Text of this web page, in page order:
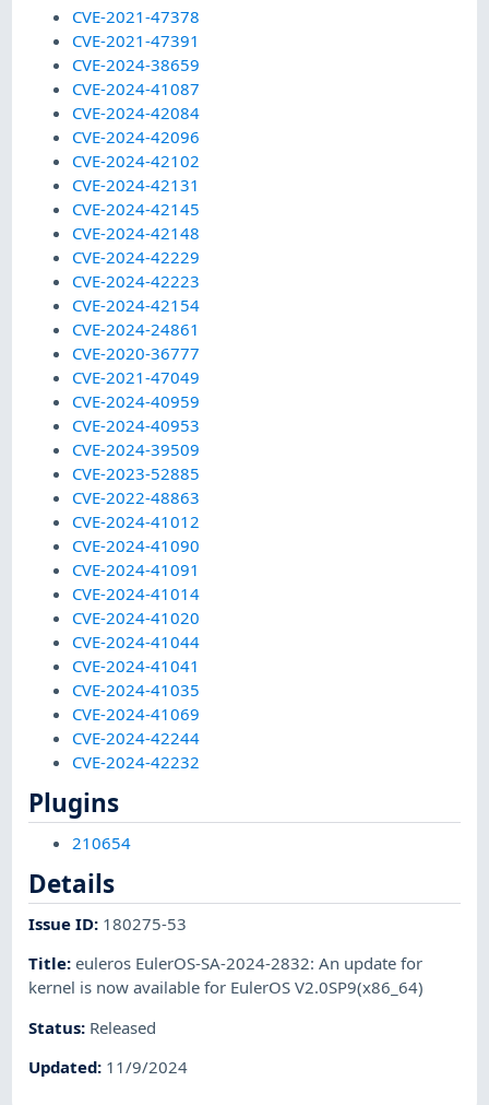
CVE-2021-47378
CVE-2021-47391
CVE-2024-38659
CVE-2024-41087
CVE-2024-42084
CVE-2024-42096
CVE-2024-42102
CVE-2024-42131
CVE-2024-42145
CVE-2024-42148
CVE-2024-42229
CVE-2024-42223
CVE-2024-42154
CVE-2024-24861
CVE-2020-36777
CVE-2021-47049
CVE-2024-40959
CVE-2024-40953
CVE-2024-39509
CVE-2023-52885
CVE-2022-48863
CVE-2024-41012
CVE-2024-41090
CVE-2024-41091
CVE-2024-41014
CVE-2024-41020
CVE-2024-41044
CVE-2024-41041
CVE-2024-41035
CVE-2024-41069
CVE-2024-42244
CVE-2024-42232
Plugins
210654
Details
Issue ID: 180275-53
Title:euleros EulerOS-SA-2024-2832: An update for
kernel is now available for EulerOS V2.0SP9(x86_64)
Status: Released
Updated: 11/9/2024